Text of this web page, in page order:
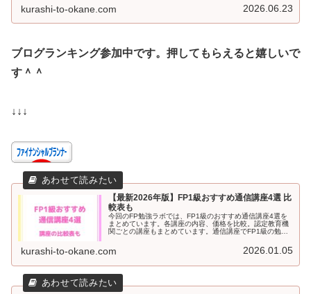
kurashi-to-okane.com 2026.06.23
ブログランキング参加中です。押してもらえると嬉しいで
す＾＾
↓↓↓
【最新2026年版】FP1級おすすめ通信講座4選 比
較表も
今回のFP勉強ラボでは、FP1級のおすすめ通信講座4選を
まとめています。各講座の内容、価格を比較。認定教育機
関ごとの講座もまとめています。通信講座でFP1級の勉強
kurashi-to-okane.com 2026.01.05